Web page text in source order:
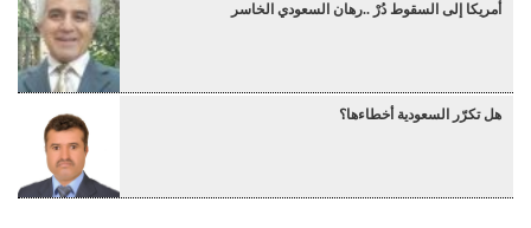
أمريكا إلى السقوط دُرْ ..رهان السعودي الخاسر
هل تكرّر السعودية أخطاءها؟